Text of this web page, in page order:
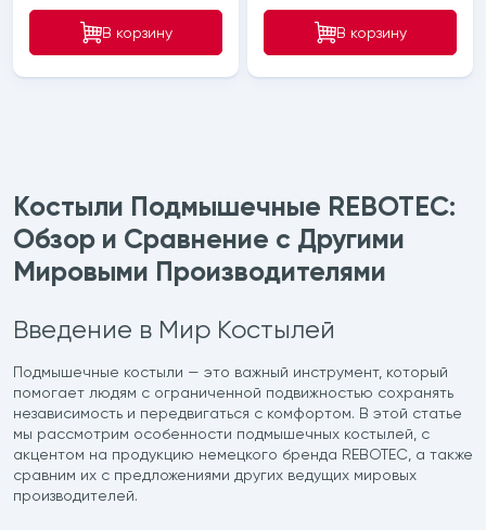
В корзину В корзину
Костыли Подмышечные REBOTEC:
Обзор и Сравнение с Другими
Мировыми Производителями
Введение в Мир Костылей
Подмышечные костыли — это важный инструмент, который
помогает людям с ограниченной подвижностью сохранять
независимость и передвигаться с комфортом. В этой статье
мы рассмотрим особенности подмышечных костылей, с
акцентом на продукцию немецкого бренда REBOTEC, а также
сравним их с предложениями других ведущих мировых
производителей.